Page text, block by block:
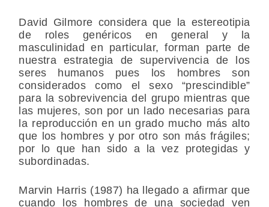
David Gilmore considera que la estereotipia
de roles genéricos en general y la
masculinidad en particular, forman parte de
nuestra estrategia de supervivencia de los
seres humanos pues los hombres son
considerados como el sexo “prescindible”
para la sobrevivencia del grupo mientras que
las mujeres, son por un lado necesarias para
la reproducción en un grado mucho más alto
que los hombres y por otro son más frágiles;
por lo que han sido a la vez protegidas y
subordinadas.
Marvin Harris (1987) ha llegado a afirmar que
cuando los hombres de una sociedad ven